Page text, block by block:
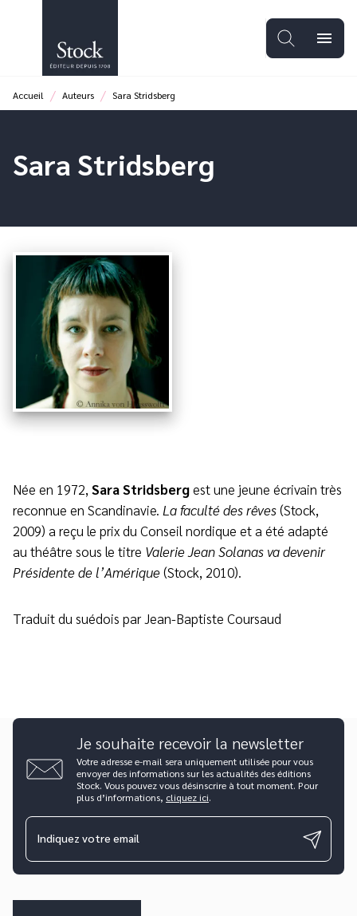
PIED DE PAGE
menu
Accueil / Auteurs / Sara Stridsberg
Sara Stridsberg
Née en 1972, Sara Stridsbergest une jeune écrivain très
reconnue en Scandinavie. La faculté des rêves(Stock,
2009) a reçu le prix du Conseil nordique et a été adapté
au théâtre sous le titre Valerie Jean Solanas va devenir
Présidente de l’Amérique(Stock, 2010).
Traduit du suédois par Jean-Baptiste Coursaud
Je souhaite recevoir la newsletter
Votre adresse e-mail sera uniquement utilisée pour vous
envoyer des informations sur les actualités des éditions
Stock. Vous pouvez vous désinscrire à tout moment. Pour
plus d’informations, cliquez ici.
Indiquez votre email